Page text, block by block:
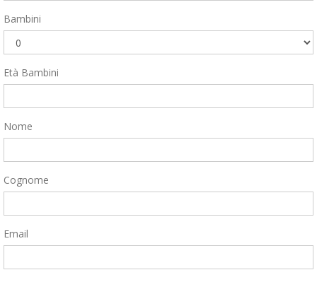
Bambini
Età Bambini
Nome
Cognome
Email